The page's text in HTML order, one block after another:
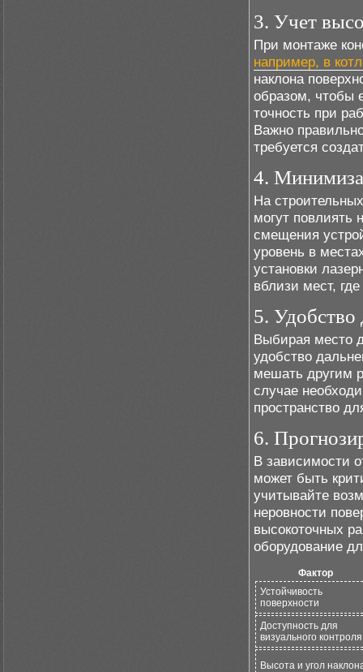
3. Учет
При монтаже
например, в
наклона
образом, чтобы
точность при
Важно
требуется
4.
На
могут повлиять
смещения
уровень в
установки
вблизи мест,
5. Удобство
Выбирая место
удобство
мешать другим
случае
пространство
6.
В зависимости
может быть
учитывайте
неровности
высокоточных
оборудование
Фактор
Устойчивость
поверхности
Доступность для
визуального контроля
Высота и угол